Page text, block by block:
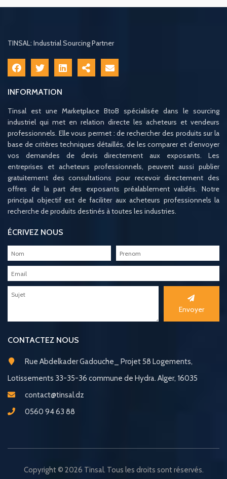
TINSAL: Industrial Sourcing Partner
INFORMATION
Tinsal est une Marketplace BtoB spécialisée dans le sourcing
industriel qui met en relation directe les acheteurs et vendeurs
professionnels. Elle vous permet : de rechercher des produits sur la
base de critères techniques détaillés, de les comparer et d’envoyer
vos demandes de devis directement aux exposants. Les
entreprises et acheteurs professionnels, peuvent aussi publier
gratuitement des consultations pour recevoir directement des
offres de la part des exposants préalablement validés. Notre
principal objectif est de faciliter aux acheteurs professionnels la
recherche de produits destinés à toutes les industries.
ÉCRIVEZ NOUS
Envoyer
CONTACTEZ NOUS
Rue Abdelkader Gadouche_ Projet 58 Logements,
Lotissements 33-35-36 commune de Hydra. Alger, 16035
contact@tinsal.dz
0560 94 63 88
Copyright © 2026 Tinsal. Tous les droits sont réservés.